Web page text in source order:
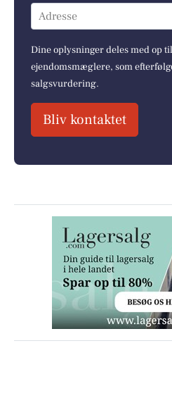
Adresse
Dine oplysninger deles med op
ejendomsmæglere, som
salgsvurdering.
Bliv kontaktet